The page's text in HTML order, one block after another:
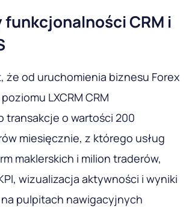
funkcjonalności CRM i
że od uruchomienia biznesu Forex
LXCRM CRM
transakcje o wartości 200
miesięcznie, z którego usług
maklerskich i milion traderów,
wizualizacja aktywności i wyniki
pulpitach nawigacyjnych